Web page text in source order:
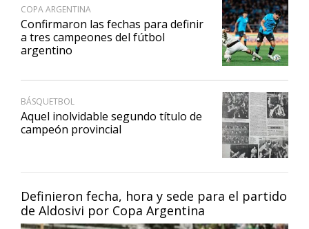
Definieron fecha, hora y sede para el partido
de Aldosivi por Copa Argentina
COPA ARGENTINA
Confirmaron las fechas para definir
a tres campeones del fútbol
argentino
BÁSQUETBOL
Aquel inolvidable segundo título de
campeón provincial